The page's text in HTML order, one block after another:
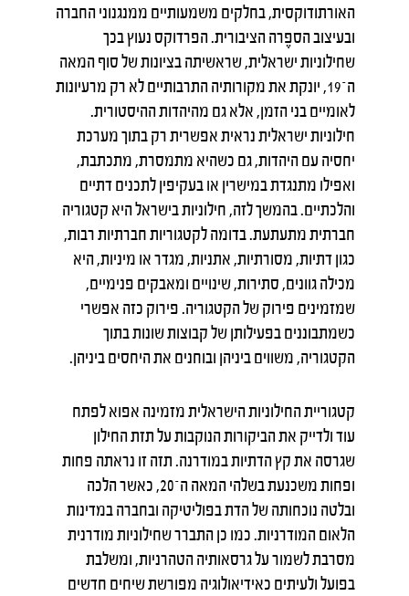
האורתודוקסית, בחלקים משמעותיים ממנגנוני החברה
ובעיצוב הספֶרה הציבורית. הפרדוקס נעוץ בכך
שחילוניות ישראלית, שראשיתה בציונות של סוף המאה
ה־19, יונקת את מקורותיה התרבותיים לא רק מרעיונות
לאומיים בני הזמן, אלא גם מהיהדות ההיסטורית.
חילוניות ישראלית נראית אפשרית רק בתוך מערכת
יחסיה עם היהדות, גם כשהיא מתמסרת, מתכתבת,
ואפילו מתנגדת במישרין או בעקיפין לתכנים דתיים
והלכתיים. בהמשך לזה, חילוניות בישראל היא קטגוריה
חברתית מתעתעת. בדומה לקטגוריות חברתיות רבות,
כגון דתיות, מסורתיות, אתניות, מגדר או מיניות, היא
מכילה גוונים, סתירות, שינויים ומאבקים פנימיים,
שמזמינים פירוק של הקטגוריה. פירוק כזה אפשרי
כשמתבוננים בפעילותן של קבוצות שונות בתוך
הקטגוריה, משווים ביניהן ובוחנים את היחסים ביניהן.
קטגוריית החילוניות הישראלית מזמינה אפוא לפתח
עוד ולדייק את הביקורות הנוקבות על תזת החילון
שגרסה את קץ הדתיות במודרנה. תזה זו נראתה פחות
ופחות משכנעת בשלהי המאה ה־20, כאשר הלכה
ובלטה נוכחותה של הדת בפוליטיקה ובחברה במדינות
הלאום המודרניות. כמו כן התברר שחילוניות מודרנית
מסרבת לשמור על גרסאותיה הטהרניות, ומשלבת
בפועל ולעיתים כאידיאולוגיה מפורשת שיחים חדשים